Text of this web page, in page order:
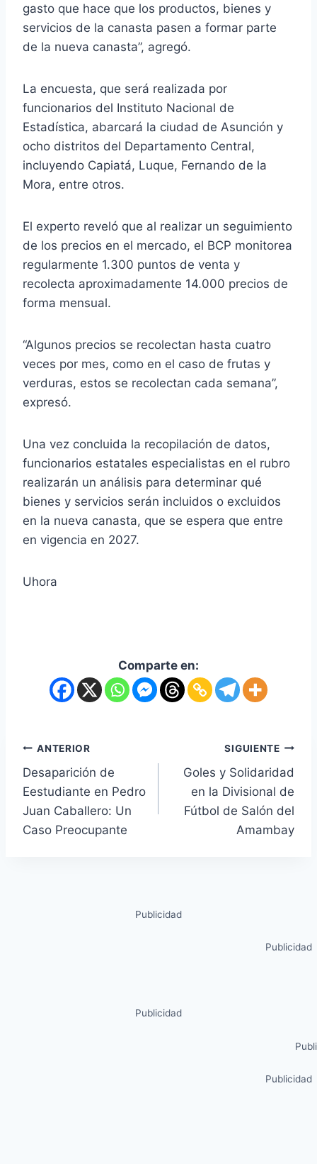
gasto que hace que los productos, bienes y
servicios de la canasta pasen a formar parte
de la nueva canasta”, agregó.
La encuesta, que será realizada por
funcionarios del Instituto Nacional de
Estadística, abarcará la ciudad de Asunción y
ocho distritos del Departamento Central,
incluyendo Capiatá, Luque, Fernando de la
Mora, entre otros.
El experto reveló que al realizar un seguimiento
de los precios en el mercado, el BCP monitorea
regularmente 1.300 puntos de venta y
recolecta aproximadamente 14.000 precios de
forma mensual.
“Algunos precios se recolectan hasta cuatro
veces por mes, como en el caso de frutas y
verduras, estos se recolectan cada semana”,
expresó.
Una vez concluida la recopilación de datos,
funcionarios estatales especialistas en el rubro
realizarán un análisis para determinar qué
bienes y servicios serán incluidos o excluidos
en la nueva canasta, que se espera que entre
en vigencia en 2027.
Uhora
Comparte en:
ANTERIOR
Desaparición de
Eestudiante en Pedro
Juan Caballero: Un
Caso Preocupante
SIGUIENTE
Goles y Solidaridad
en la Divisional de
Fútbol de Salón del
Amambay
Publicidad
Publicidad
Publicidad
Publicidad